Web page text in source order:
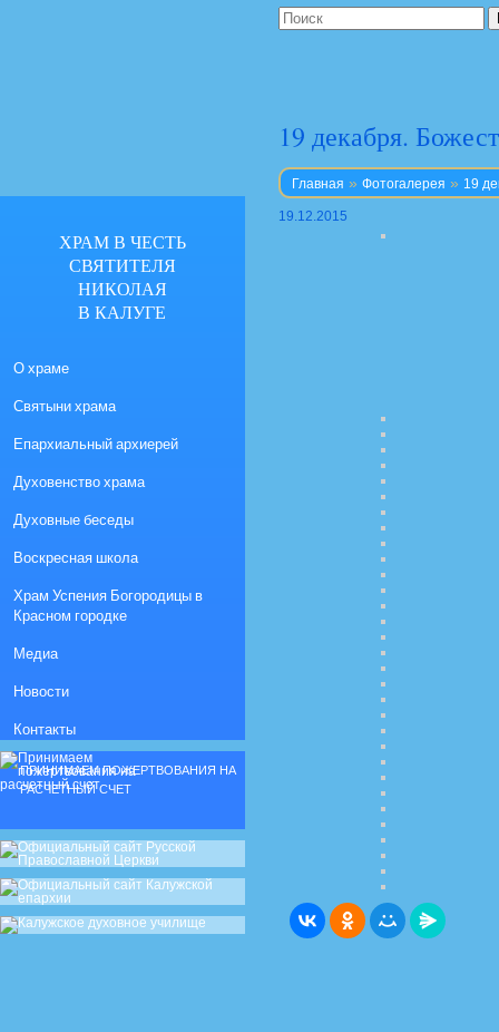
19 декабря.
Главная » Фотогалерея » 19
19.12.2015
ХРАМ В ЧЕСТЬ
СВЯТИТЕЛЯ
НИКОЛАЯ
В КАЛУГЕ
О храме
Святыни храма
Епархиальный архиерей
Духовенство храма
Духовные беседы
Воскресная школа
Храм Успения Богородицы в
Красном городке
Медиа
Новости
Контакты
ПРИНИМАЕМ ПОЖЕРТВОВАНИЯ НА
РАСЧЕТНЫЙ СЧЕТ